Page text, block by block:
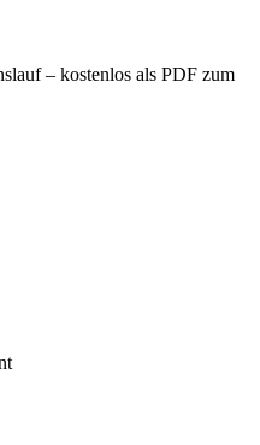
– kostenlos als PDF zum